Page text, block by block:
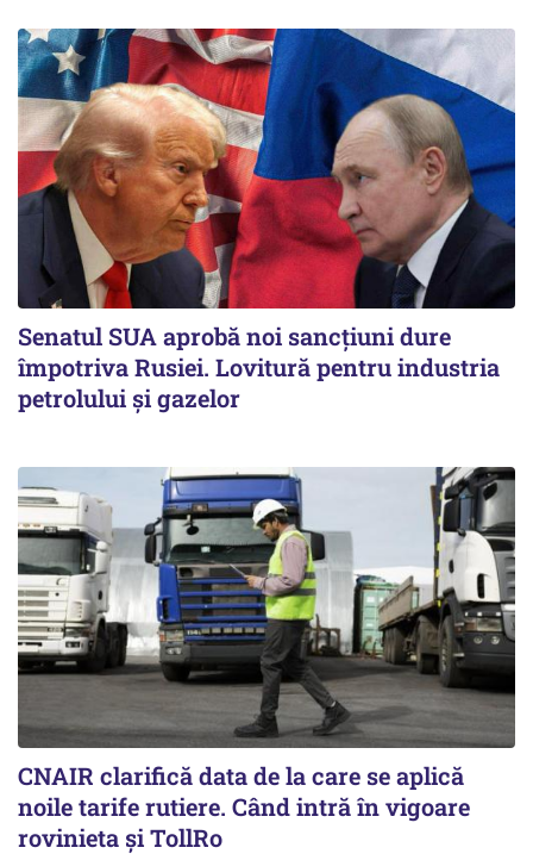
Senatul SUA aprobă noi sancțiuni dure
împotriva Rusiei. Lovitură pentru industria
petrolului și gazelor
CNAIR clarifică data de la care se aplică
noile tarife rutiere. Când intră în vigoare
rovinieta și TollRo